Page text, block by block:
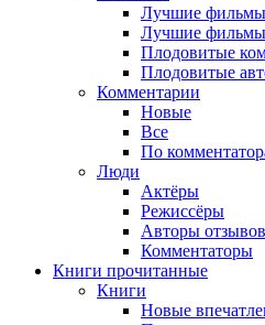
Лучшие фильмы
Лучшие фильмы
Плодовитые
Плодовитые
Комментарии
Новые
Все
По
Люди
Актёры
Режиссёры
Авторы отзывов
Комментаторы
Книги прочитанные
Книги
Новые